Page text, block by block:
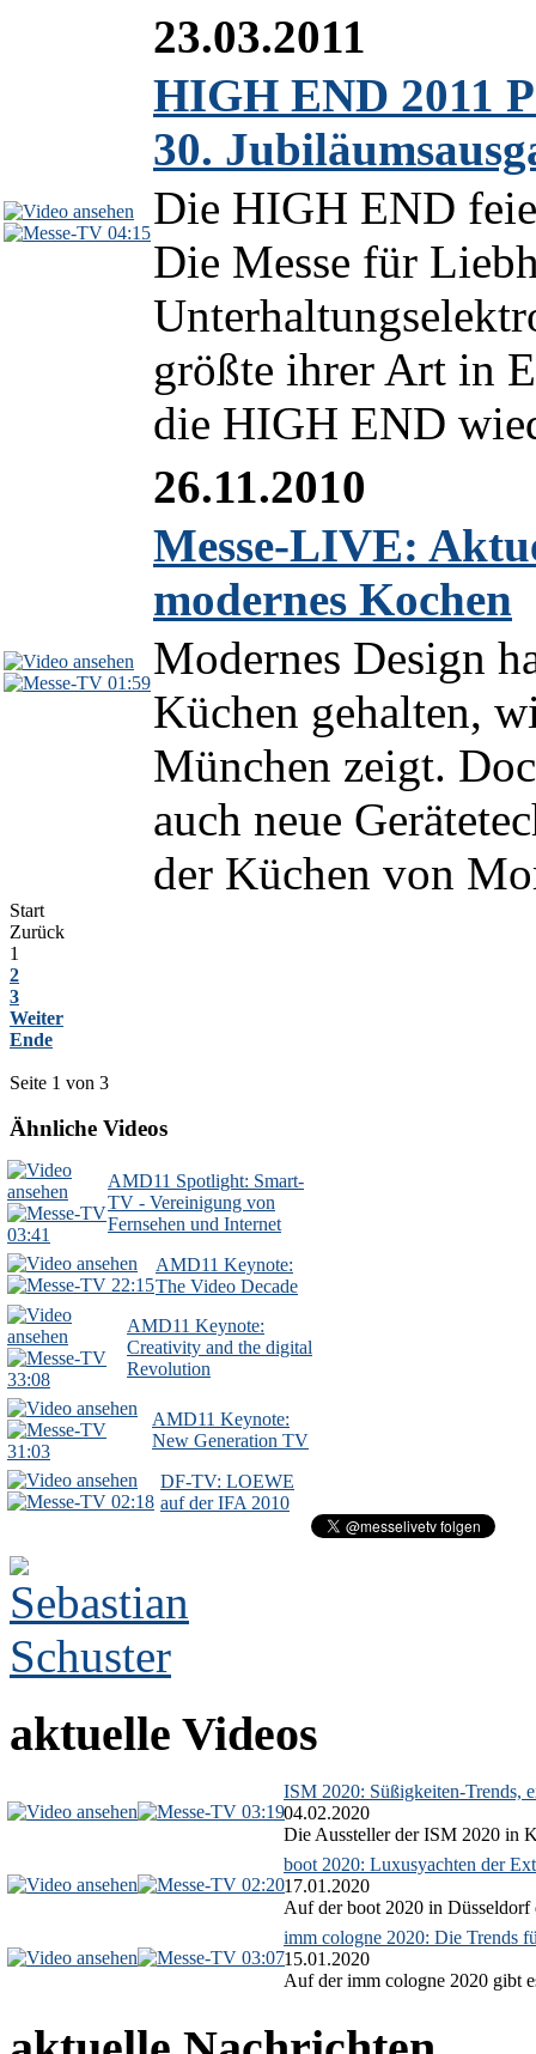
04:15
23.03.2011
HIGH END 2011
30.
Die HIGH END
Die Messe für
größte ihrer Art in
die HIGH END
01:59
26.11.2010
Messe-LIVE:
modernes Kochen
Modernes Design
Küchen gehalten,
München zeigt.
auch neue
der Küchen von
Start
Zurück
1
2
3
Weiter
Ende
Seite 1 von 3
Ähnliche Videos
03:41
AMD11 Spotlight: Smart-
TV - Vereinigung von
Fernsehen und Internet
22:15
AMD11 Keynote:
The Video Decade
33:08
AMD11 Keynote:
Creativity and the digital
Revolution
31:03
AMD11 Keynote:
New Generation TV
02:18
DF-TV: LOEWE
auf der IFA 2010
aktuelle Videos
03:19
ISM 2020: Süßigkeiten-Trends,
04.02.2020
Die Aussteller der ISM 2020 in
02:20
boot 2020: Luxusyachten der
17.01.2020
Auf der boot 2020 in Düsseldorf
03:07
imm cologne 2020: Die Trends
15.01.2020
Auf der imm cologne 2020 gibt